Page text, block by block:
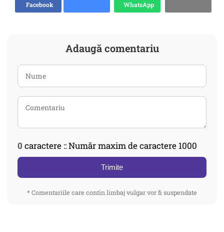
Facebook
WhatsApp
Adaugă comentariu
0 caractere :: Număr maxim de caractere 1000
Trimite
* Comentariile care contin limbaj vulgar vor fi suspendate